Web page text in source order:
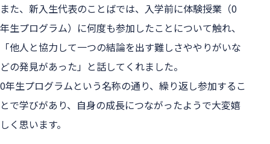
また、新入生代表のことばでは、入学前に体験授業（0
年生プログラム）に何度も参加したことについて触れ、
「他人と協力して一つの結論を出す難しさややりがいな
どの発見があった」と話してくれました。
0年生プログラムという名称の通り、繰り返し参加するこ
とで学びがあり、自身の成長につながったようで大変嬉
しく思います。